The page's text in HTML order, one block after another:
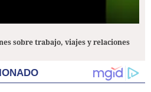
sobre trabajo, viajes y relaciones